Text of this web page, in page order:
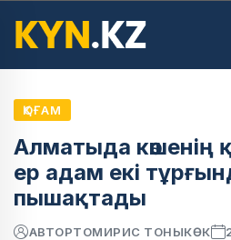
ҚОҒАМ
Алматыда көшенің
ер адам екі
пышақтады
АВТОРТОМИРИС ТОНЫКӨК